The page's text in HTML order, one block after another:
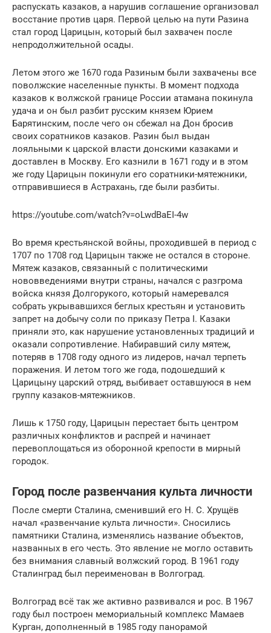
распускать казаков, а нарушив соглашение организовал
восстание против царя. Первой целью на пути Разина
стал город Царицын, который был захвачен после
непродолжительной осады.
Летом этого же 1670 года Разиным были захвачены все
поволжские населенные пункты. В момент подхода
казаков к волжской границе России атамана покинула
удача и он был разбит русским князем Юрием
Барятинским, после чего он сбежал на Дон бросив
своих соратников казаков. Разин был выдан
лояльными к царской власти донскими казаками и
доставлен в Москву. Его казнили в 1671 году и в этом
же году Царицын покинули его соратники-мятежники,
отправившиеся в Астрахань, где были разбиты.
https://youtube.com/watch?v=oLwdBaEI-4w
Во время крестьянской войны, проходившей в период с
1707 по 1708 год Царицын также не остался в стороне.
Мятеж казаков, связанный с политическими
нововведениями внутри страны, начался с разгрома
войска князя Долгорукого, который намеревался
собрать укрывавшихся беглых крестьян и установить
запрет на добычу соли по приказу Петра I. Казаки
приняли это, как нарушение установленных традиций и
оказали сопротивление. Набиравший силу мятеж,
потеряв в 1708 году одного из лидеров, начал терпеть
поражения. И летом того же года, подошедший к
Царицыну царский отряд, выбивает оставшуюся в нем
группу казаков-мятежников.
Лишь к 1750 году, Царицын перестает быть центром
различных конфликтов и распрей и начинает
перевоплощаться из оборонной крепости в мирный
городок.
Город после развенчания культа личности
После смерти Сталина, сменивший его Н. С. Хрущёв
начал «развенчание культа личности». Сносились
памятники Сталина, изменялись название объектов,
названных в его честь. Это явление не могло оставить
без внимания славный волжский город. В 1961 году
Сталинград был переименован в Волгоград.
Волгоград всё так же активно развивался и рос. В 1967
году был построен мемориальный комплекс Мамаев
Курган, дополненный в 1985 году панорамой